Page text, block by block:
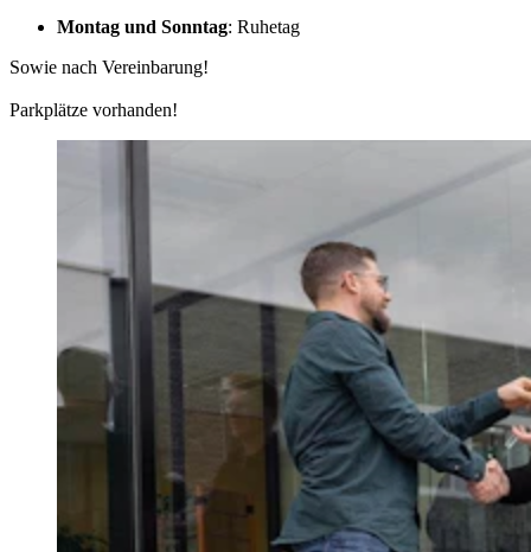
Montag und Sonntag: Ruhetag
Sowie nach Vereinbarung!
Parkplätze vorhanden!​